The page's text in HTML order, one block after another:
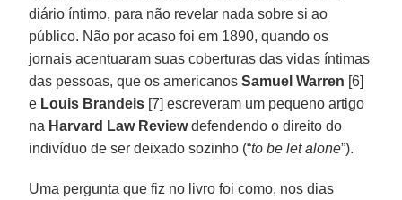
diário íntimo, para não revelar nada sobre si ao
público. Não por acaso foi em 1890, quando os
jornais acentuaram suas coberturas das vidas íntimas
das pessoas, que os americanosSamuel Warren [6]
e Louis Brandeis [7] escreveram um pequeno artigo
na Harvard Law Reviewdefendendo o direito do
indivíduo de ser deixado sozinho (“to be let alone”).
Uma pergunta que fiz no livro foi como, nos dias